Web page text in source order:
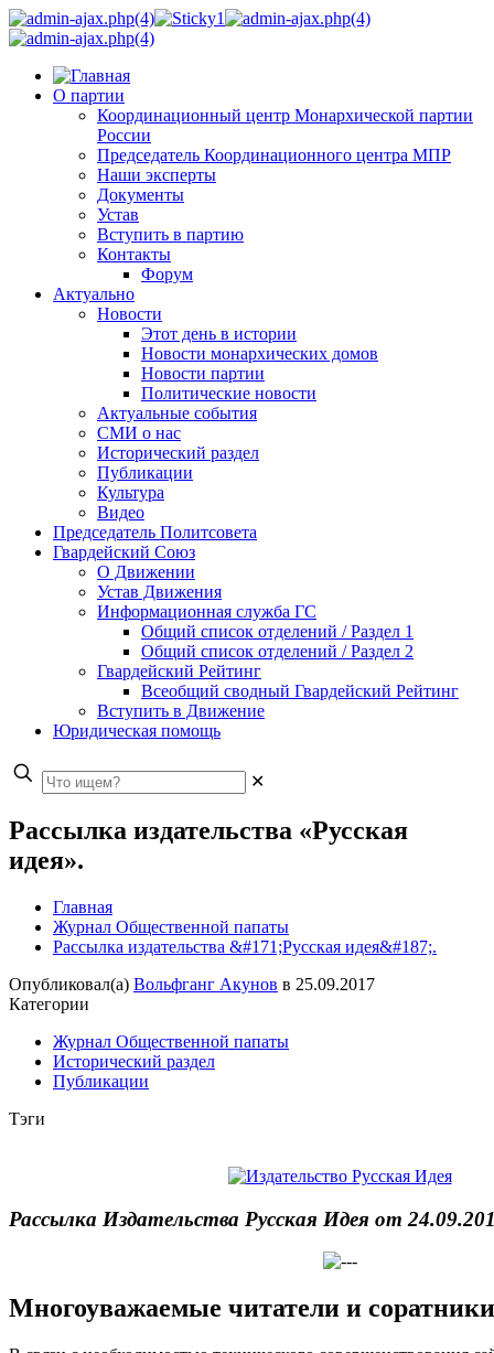
О партии
Координационный центр Монархической партии
России
Председатель Координационного центра МПР
Наши эксперты
Документы
Устав
Вступить в партию
Контакты
Форум
Актуально
Новости
Этот день в истории
Новости монархических домов
Новости партии
Политические новости
Актуальные события
СМИ о нас
Исторический раздел
Публикации
Культура
Видео
Председатель Политсовета
Гвардейский Союз
О Движении
Устав Движения
Информационная служба ГС
Общий список отделений / Раздел 1
Общий список отделений / Раздел 2
Гвардейский Рейтинг
Всеобщий сводный Гвардейский Рейтинг
Вступить в Движение
Юридическая помощь
✕
Рассылка издательства «Русская
идея».
Главная
Журнал Общественной папаты
Рассылка издательства &#171;Русская идея&#187;.
Опубликовал(а) Вольфганг Акунов в 25.09.2017
Категории
Журнал Общественной папаты
Исторический раздел
Публикации
Тэги
Рассылка Издательства Русская Идея от
Многоуважаемые читатели и